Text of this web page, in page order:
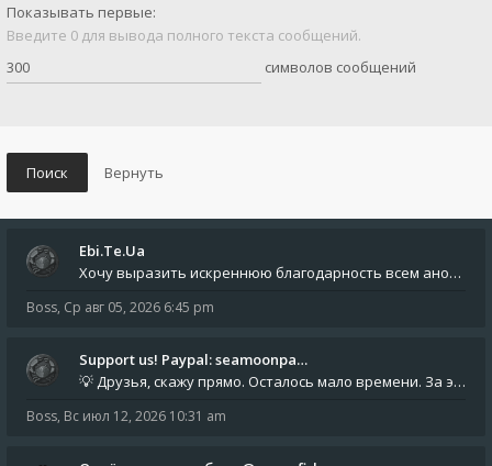
Показывать первые:
Введите 0 для вывода полного текста сообщений.
символов сообщений
Ebi.Te.Ua
Хочу выразить искреннюю благодарность всем анонимным пользователям, которые поддержали наше сообщество финансово. Благод
Boss, Ср авг 05, 2026 6:45 pm
Support us! Paypal: seamoonpa…
💡 Друзья, скажу прямо. Осталось мало времени. За это время нам нужно закрыть последние обязательные расходы: около 500
Boss, Вс июл 12, 2026 10:31 am